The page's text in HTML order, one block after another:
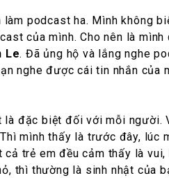
podcast ha. Mình không
của mình. Cho nên là
Le. Đã ủng hộ và lắng nghe
nghe được cái tin nhắn của
đặc biệt đối với mỗi người.
mình thấy là trước đây, lúc
trẻ em đều cảm thấy là
thì thường là sinh nhật của